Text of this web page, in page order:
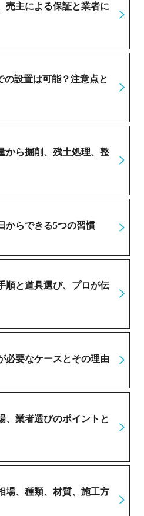
売主による保証と業者に
設置は可能？注意点と
から掘削、残土処理、整
からできる5つの習慣
順と道具選び、プロが伝
必要なケースとその理由
、業者選びのポイントと
場、種類、材質、施工方